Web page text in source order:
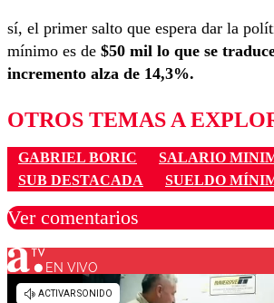
sí, el primer salto que espera dar la
mínimo es de $50 mil lo que se
incremento alza de 14,3%.
OTROS TEMAS A
GABRIEL BORIC
SALARIO
SUB DESTACADA
SUELDO
Ver comentarios
Los comentarios son moderados
diálogo respetuoso.
EN VIVO